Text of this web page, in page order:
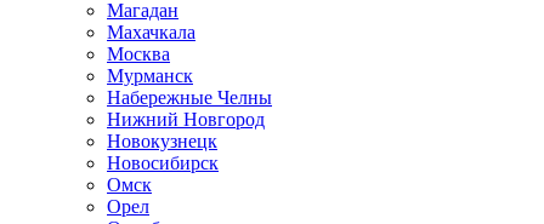
Магадан
Махачкала
Москва
Мурманск
Набережные Челны
Нижний Новгород
Новокузнецк
Новосибирск
Омск
Орел